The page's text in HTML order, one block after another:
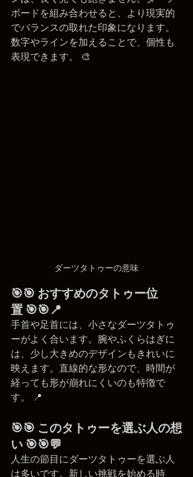
ボードを組み合わせると、より現実的
でバランスの取れた印象になります。
数字やラインを加えることで、個性も
表現できます。 🎨
ダーツタトゥーの意味
🎯🎯 おすすめのタトゥー位
置 🎯🎯📍
手首や足首には、小さなダーツタトゥ
ーがよく合います。腕やふくらはぎに
は、少し大きめのデザインもきれいに
映えます。直線的な形なので、時間が
経っても形が崩れにくいのも特徴で
す。 📍
🎯🎯 このタトゥーを選ぶ人の想
い 🎯🎯💬
人生の節目にダーツタトゥーを選ぶ人
は多いです。新しい挑戦を始める時